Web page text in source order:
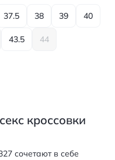
37.5 38 39 40
43.5 44
кроссовки
сочетают в себе